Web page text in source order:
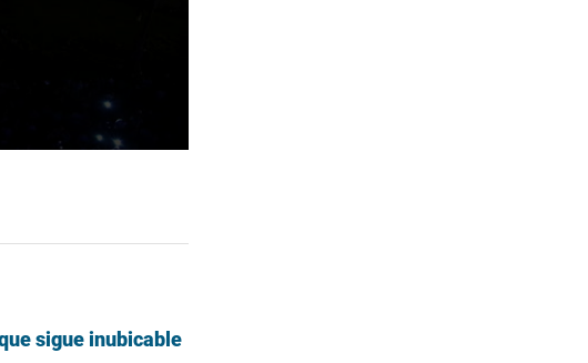
sigue inubicable